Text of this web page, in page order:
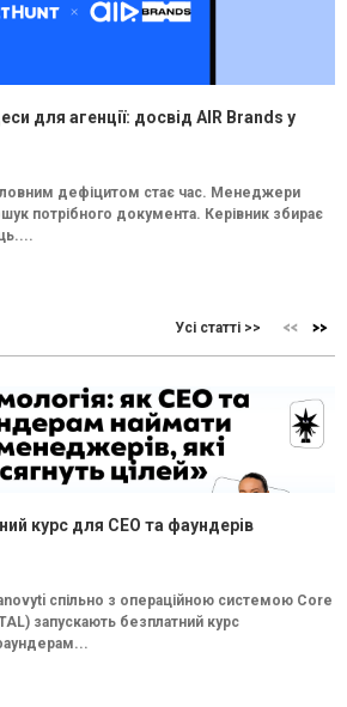
для агенції: досвід AIR Brands у
дефіцитом стає час. Менеджери
потрібного документа. Керівник збирає
Усі статті >>
курс для CEO та фаундерів
спільно з операційною системою Core
запускають безплатний курс